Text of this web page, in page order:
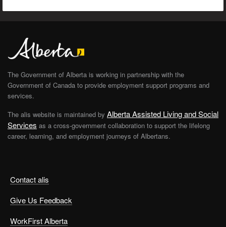
Contact alis
Give Us Feedback
WorkFirst Alberta
The Government of Alberta is working in partnership with the
Government of Canada to provide employment support programs and
services.
The alis website is maintained by Alberta Assisted Living and Social
Services as a cross-government collaboration to support the lifelong
career, learning, and employment journeys of Albertans.